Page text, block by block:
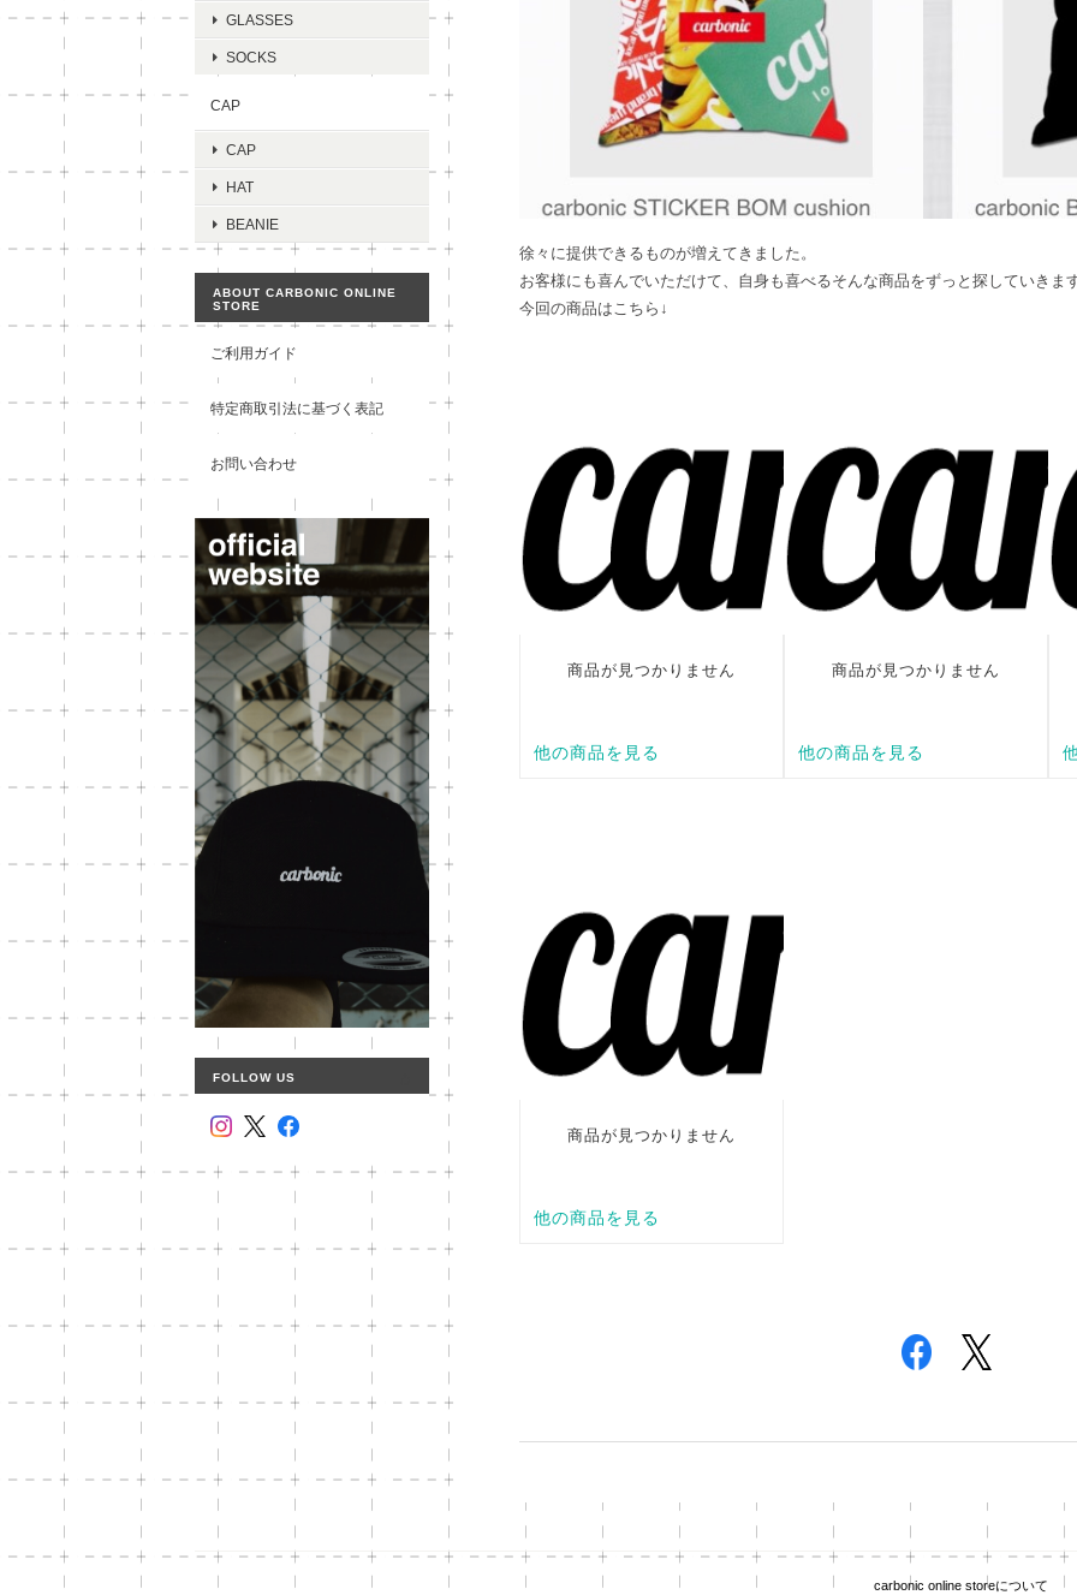
徐々に提供できるものが増えてきました。
お客様にも喜んでいただけて、自身も喜べるそんな商品をずっと探していきま
今回の商品はこちら↓
GLASSES
SOCKS
CAP
CAP
HAT
BEANIE
ABOUT CARBONIC ONLINE
STORE
ご利用ガイド
特定商取引法に基づく表記
お問い合わせ
FOLLOW US
carbonic online storeについて